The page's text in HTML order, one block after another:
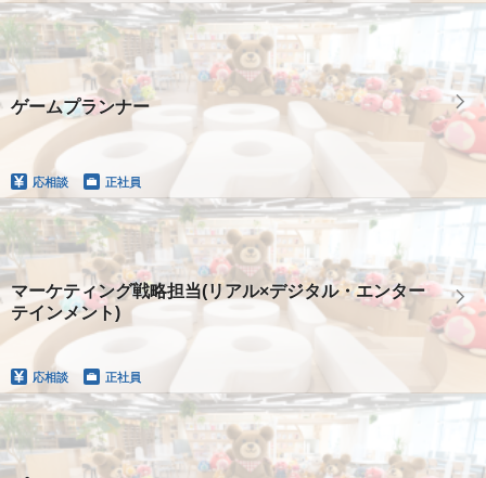
ゲームプランナー
応相談 正社員
マーケティング戦略担当(リアル×デジタル・エンター
テインメント)
応相談 正社員